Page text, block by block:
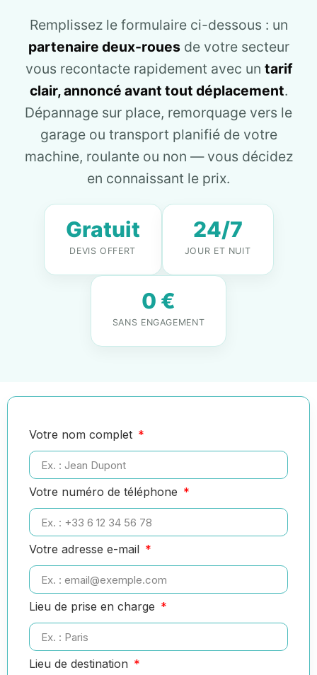
Remplissez le formulaire ci-dessous : un
partenaire deux-rouesde votre secteur
vous recontacte rapidement avec un tarif
clair, annoncé avant tout déplacement.
Dépannage sur place, remorquage vers le
garage ou transport planifié de votre
machine, roulante ou non — vous décidez
en connaissant le prix.
Gratuit
DEVIS OFFERT
24/7
JOUR ET NUIT
0 €
SANS ENGAGEMENT
Votre nom complet
Votre numéro de téléphone
Votre adresse e-mail
Lieu de prise en charge
Lieu de destination